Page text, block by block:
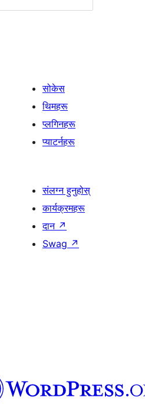
सोकेस
थिमहरू
प्लगिनहरू
प्याटर्नहरू
संलग्न हुनुहोस्
कार्यक्रमहरू
दान ↗
Swag ↗